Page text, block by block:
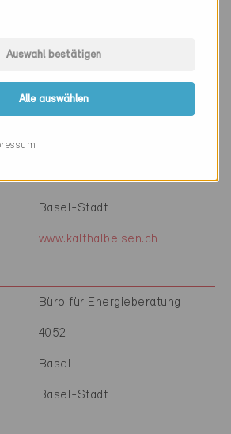
Kalt+Halbeisen Ingenieurbüro
AG
Basel
Basel-Stadt
www.kalthalbeisen.ch
Büro für Energieberatung
4052
Basel
Basel-Stadt
Auswahl bestätigen
Alle auswählen